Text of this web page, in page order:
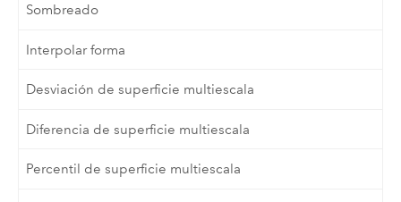
Sombreado
Interpolar forma
Desviación de superficie multiescala
Diferencia de superficie multiescala
Percentil de superficie multiescala